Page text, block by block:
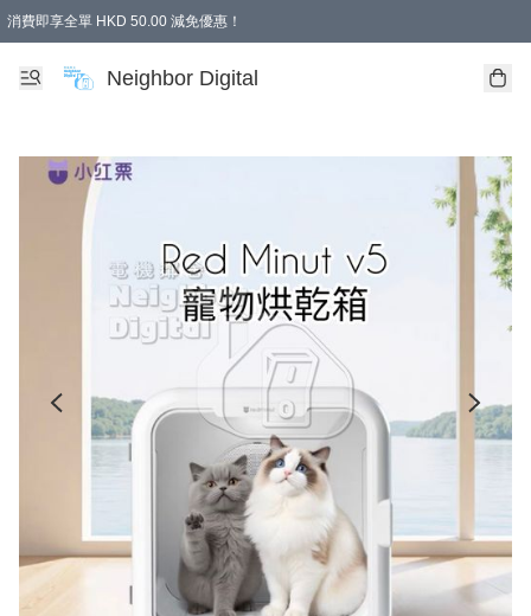
消費即享全單 HKD 50.00 減免優惠！
Neighbor Digital